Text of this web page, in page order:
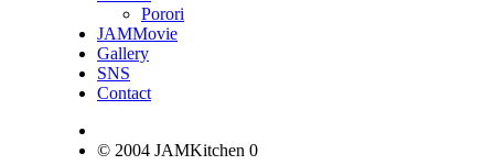
Porori
JAMMovie
Gallery
SNS
Contact
© 2004 JAMKitchen 0